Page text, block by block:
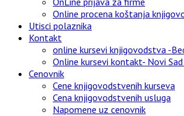
Online procena koštanja
Utisci polaznika
Kontakt
online kursevi knjigovodstva -
Online kursevi kontakt- Novi
Cenovnik
Cene knjigovodstvenih kurseva
Cena knjigovodstvenih usluga
Napomene uz cenovnik